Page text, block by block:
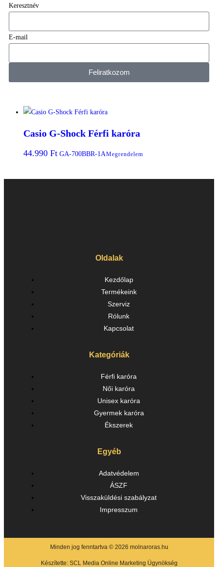
Keresztnév
E-mail
Feliratkozom
Casio G-Shock Férfi karóra
44.990 Ft GA-700BBR-1AMegrendelem
Oldalak
Kezdőlap
Termékeink
Szerviz
Rólunk
Kapcsolat
Kategóriák
Férfi karóra
Női karóra
Unisex karóra
Gyermek karóra
Ékszerek
Egyéb
Adatvédelem
ÁSZF
Visszaküldési szabályzat
Impresszum
Minden jog fenntartva © 2026 molnaroras.hu
Készítette: SCL Media Online Marketing Ügynökség